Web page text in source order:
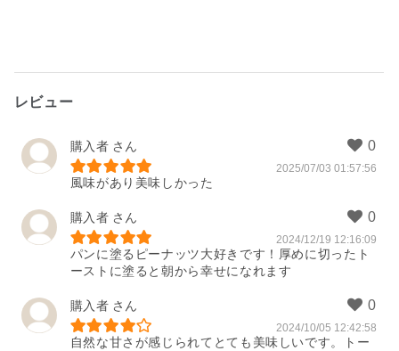
レビュー
購入者
2025/07/03 01:57:56
風味があり美味しかった
購入者
2024/12/19 12:16:09
パンに塗るピーナッツ大好きです！厚めに切ったト
ーストに塗ると朝から幸せになれます
購入者
2024/10/05 12:42:58
自然な甘さが感じられてとても美味しいです。トー